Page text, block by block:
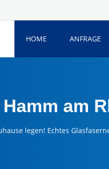
HOME ANFRAGE
am
legen! Echtes